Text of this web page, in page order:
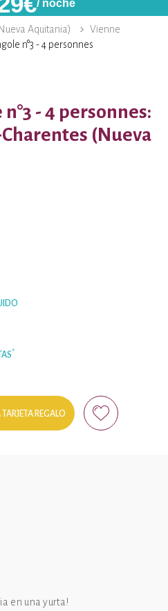
/ noche
Aquitania)
Vienne
n°3 - 4 personnes
- 4 personnes:
(Nueva
*
REGALO
en una yurta!